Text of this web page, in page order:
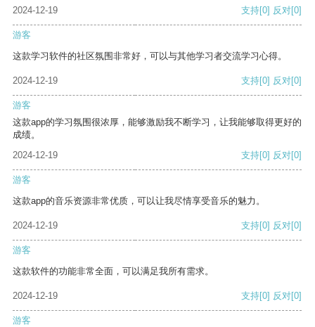
2024-12-19 支持[0] 反对[0]
游客
这款学习软件的社区氛围非常好，可以与其他学习者交流学习心得。
2024-12-19 支持[0] 反对[0]
游客
这款app的学习氛围很浓厚，能够激励我不断学习，让我能够取得更好的
成绩。
2024-12-19
支持[0] 反对[0]
游客
这款app的音乐资源非常优质，可以让我尽情享受音乐的魅力。
2024-12-19 支持[0] 反对[0]
游客
这款软件的功能非常全面，可以满足我所有需求。
2024-12-19 支持[0] 反对[0]
游客